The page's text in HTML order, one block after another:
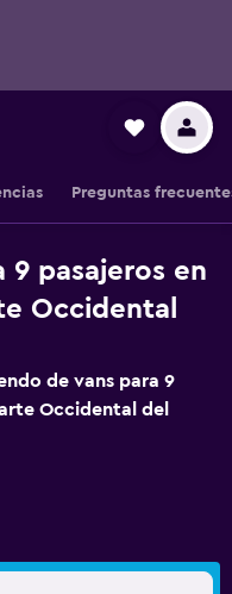
Preguntas
9 pasajeros en
Occidental
de vans para 9
Occidental del